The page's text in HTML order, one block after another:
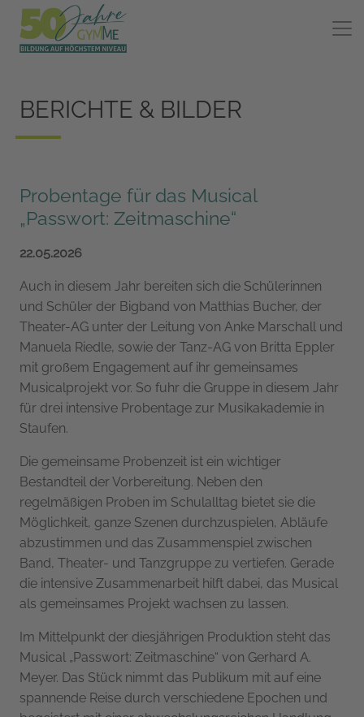
BERICHTE & BILDER
Probentage für das Musical
„Passwort: Zeitmaschine“
22.05.2026
Auch in diesem Jahr bereiten sich die Schülerinnen
und Schüler der Bigband von Matthias Bucher, der
Theater-AG unter der Leitung von Anke Marschall und
Manuela Riedle, sowie der Tanz-AG von Britta Eppler
mit großem Engagement auf ihr gemeinsames
Musicalprojekt vor. So fuhr die Gruppe in diesem Jahr
für drei intensive Probentage zur Musikakademie in
Staufen.
Die gemeinsame Probenzeit ist ein wichtiger
Bestandteil der Vorbereitung. Neben den
regelmäßigen Proben im Schulalltag bietet sie die
Möglichkeit, ganze Szenen durchzuspielen, Abläufe
abzustimmen und das Zusammenspiel zwischen
Band, Theater- und Tanzgruppe zu vertiefen. Gerade
die intensive Zusammenarbeit hilft dabei, das Musical
als gemeinsames Projekt wachsen zu lassen.
Im Mittelpunkt der diesjährigen Produktion steht das
Musical „Passwort: Zeitmaschine“ von Gerhard A.
Meyer. Das Stück nimmt das Publikum mit auf eine
spannende Reise durch verschiedene Epochen und